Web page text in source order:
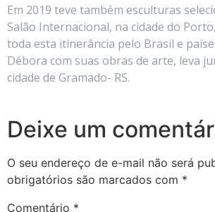
Em 2019 teve também esculturas
Salão Internacional, na cidade do
toda esta itinerância pelo Brasil e
Débora com suas obras de arte, leva
cidade de Gramado- RS.
Deixe um
O seu endereço de e-mail não será
obrigatórios são marcados com *
Comentário *